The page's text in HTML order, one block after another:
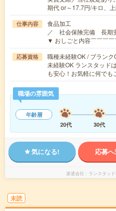
期代 or～17.7円/キロ、上
仕事内容
食品加工
／ 社会保険完備 長期
▼ おしごと内容￣￣￣
応募資格
職種未経験OK / ブラン
未経験OK ランスタッド
も安心！お気軽に何でも
職場の雰囲気
年齢層
20代
30代
気になる! 応募
派遣会社 ランスタッ
未読